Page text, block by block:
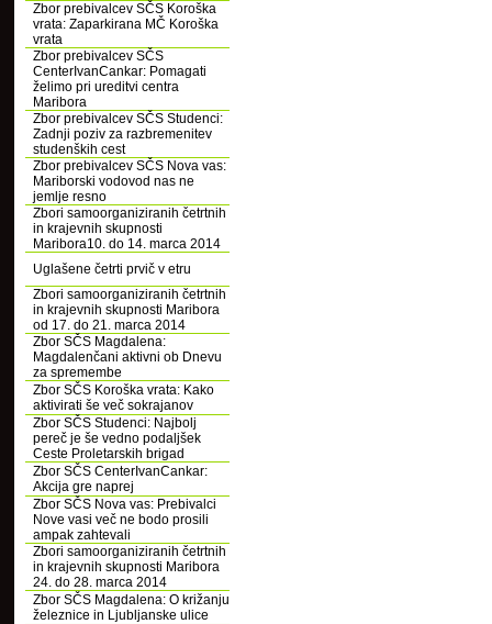
Zbor prebivalcev SČS Koroška
vrata: Zaparkirana MČ Koroška
vrata
Zbor prebivalcev SČS
CenterIvanCankar: Pomagati
želimo pri ureditvi centra
Maribora
Zbor prebivalcev SČS Studenci:
Zadnji poziv za razbremenitev
studenških cest
Zbor prebivalcev SČS Nova vas:
Mariborski vodovod nas ne
jemlje resno
Zbori samoorganiziranih četrtnih
in krajevnih skupnosti
Maribora10. do 14. marca 2014
Uglašene četrti prvič v etru
Zbori samoorganiziranih četrtnih
in krajevnih skupnosti Maribora
od 17. do 21. marca 2014
Zbor SČS Magdalena:
Magdalenčani aktivni ob Dnevu
za spremembe
Zbor SČS Koroška vrata: Kako
aktivirati še več sokrajanov
Zbor SČS Studenci: Najbolj
pereč je še vedno podaljšek
Ceste Proletarskih brigad
Zbor SČS CenterIvanCankar:
Akcija gre naprej
Zbor SČS Nova vas: Prebivalci
Nove vasi več ne bodo prosili
ampak zahtevali
Zbori samoorganiziranih četrtnih
in krajevnih skupnosti Maribora
24. do 28. marca 2014
Zbor SČS Magdalena: O križanju
železnice in Ljubljanske ulice